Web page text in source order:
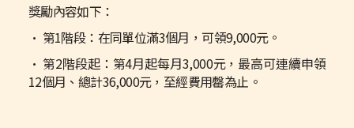
獎勵內容如下：
• 第1階段：在同單位滿3個月，可領9,000元。
• 第2階段起：第4月起每月3,000元，最高可連續申領
12個月、總計36,000元，至經費用罄為止。